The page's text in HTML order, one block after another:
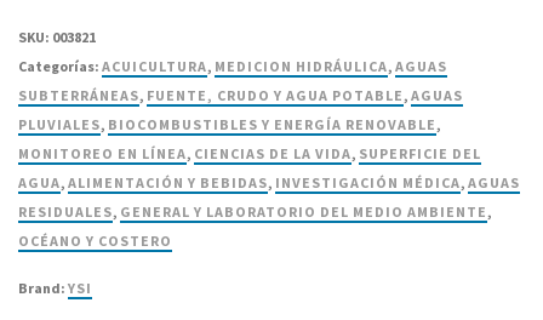
SKU: 003821
Categorías: ACUICULTURA, MEDICION HIDRÁULICA, AGUAS
SUBTERRÁNEAS, FUENTE, CRUDO Y AGUA POTABLE, AGUAS
PLUVIALES, BIOCOMBUSTIBLES Y ENERGÍA RENOVABLE,
MONITOREO EN LÍNEA, CIENCIAS DE LA VIDA, SUPERFICIE DEL
AGUA, ALIMENTACIÓN Y BEBIDAS, INVESTIGACIÓN MÉDICA, AGUAS
RESIDUALES, GENERAL Y LABORATORIO DEL MEDIO AMBIENTE,
OCÉANO Y COSTERO
Brand: YSI